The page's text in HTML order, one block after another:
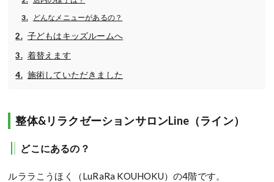
どんなメニューがあるの？
子どもはキッズルームへ
着替えます
施術していただきました
整体&リラクゼーションサロンLine（ライン）
どこにあるの？
ルララこうほく（LuRaRa KOUHOKU）の4階です。